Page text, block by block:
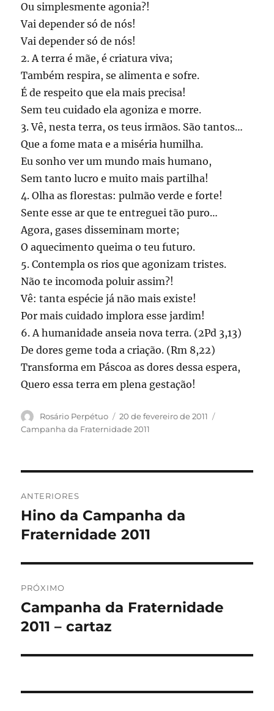
Ou simplesmente agonia?!
Vai depender só de nós!
Vai depender só de nós!
2. A terra é mãe, é criatura viva;
Também respira, se alimenta e sofre.
É de respeito que ela mais precisa!
Sem teu cuidado ela agoniza e morre.
3. Vê, nesta terra, os teus irmãos. São tantos…
Que a fome mata e a miséria humilha.
Eu sonho ver um mundo mais humano,
Sem tanto lucro e muito mais partilha!
4. Olha as florestas: pulmão verde e forte!
Sente esse ar que te entreguei tão puro…
Agora, gases disseminam morte;
O aquecimento queima o teu futuro.
5. Contempla os rios que agonizam tristes.
Não te incomoda poluir assim?!
Vê: tanta espécie já não mais existe!
Por mais cuidado implora esse jardim!
6. A humanidade anseia nova terra. (2Pd 3,13)
De dores geme toda a criação. (Rm 8,22)
Transforma em Páscoa as dores dessa espera,
Quero essa terra em plena gestação!
Autor
Rosário Perpétuo
Publicado
em
20 de fevereiro de 2011
Campanha da Fraternidade 2011
de
Post
ANTERIORES
Post
anterior:
Hino da Campanha da
Fraternidade 2011
PRÓXIMO
Próximo
post:
Campanha da Fraternidade
2011 – cartaz